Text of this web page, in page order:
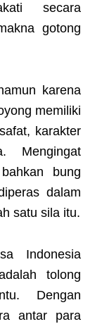
secara
gotong
karena
memiliki
karakter
Mengingat
bung
dalam
satu sila itu.
Indonesia
tolong
Dengan
antar para